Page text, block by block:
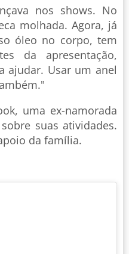
nos shows. No
molhada. Agora, já
óleo no corpo, tem
da apresentação,
ajudar. Usar um anel
uma ex-namorada
suas atividades.
da família.